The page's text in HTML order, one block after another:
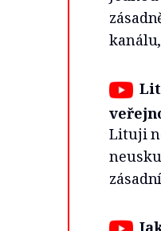
Lituji